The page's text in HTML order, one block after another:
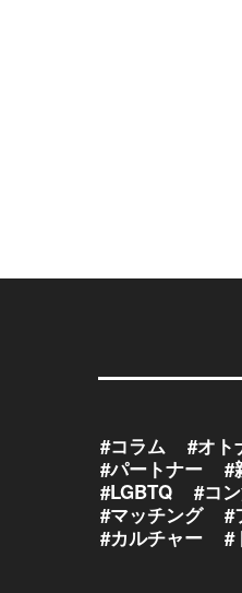
#コラム #オト
#パートナー
#
#LGBTQ
#コ
#マッチング
#
#カルチャー
#